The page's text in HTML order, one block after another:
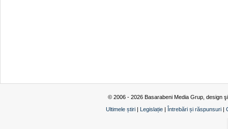
© 2006 - 2026 Basarabeni Media Grup, design
Ultimele știri | Legislație | Întrebări și răspunsuri |